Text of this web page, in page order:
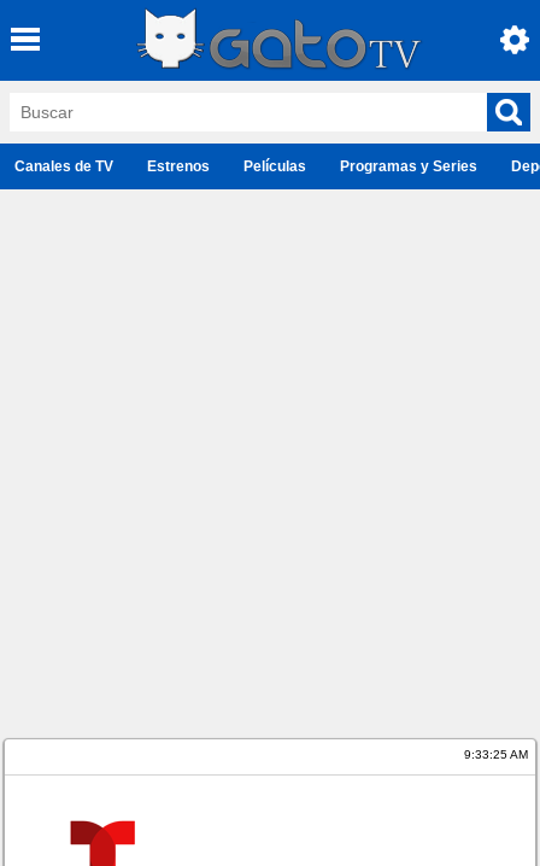
Canales de TV Estrenos Películas Programas y Series
9:33:25 AM